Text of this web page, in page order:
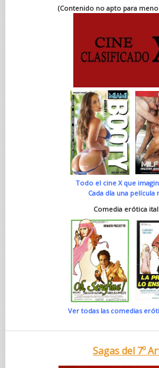
(Contenido no apto para
Todo el cine X que
Cada día una película
Comedia erótica
Ver todas las comedias
Sagas del 7º